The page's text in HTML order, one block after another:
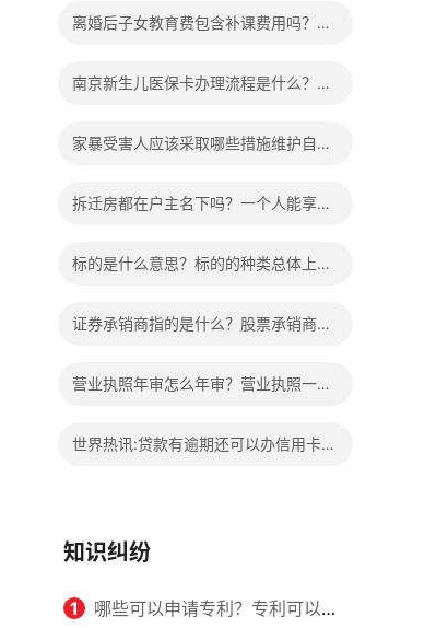
离婚后子女教育费包含补课费用吗？离
南京新生儿医保卡办理流程是什么？办
家暴受害人应该采取哪些措施维护自己
拆迁房都在户主名下吗？一个人能享受
标的是什么意思？标的的种类总体上包
证券承销商指的是什么？股票承销商职
营业执照年审怎么年审？营业执照一般
世界热讯:贷款有逾期还可以办信用卡
知识纠纷
1 哪些可以申请专利？专利可以同